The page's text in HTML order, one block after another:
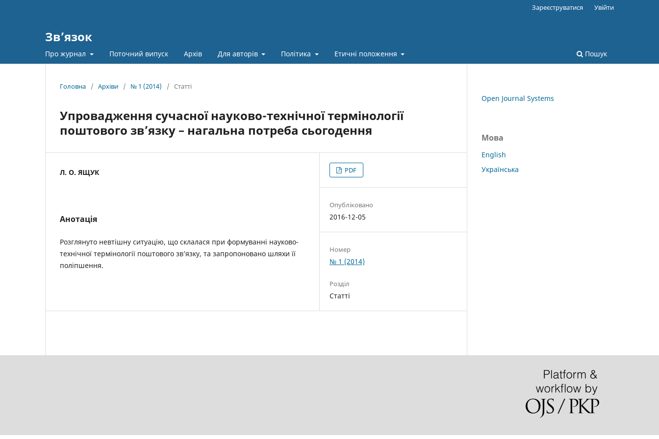
Зв’язок
Про журнал Поточний випуск Архів Для авторів Політика Етичні положення Пошук
Зареєструватися Увійти
Головна / Архіви / № 1 (2014) / Статті
Упровадження сучасної науково-технічної термінології
поштового зв’язку – нагальна потреба сьогодення
Л. О. ЯЩУК
Анотація
Розглянуто невтішну ситуацію, що склалася при формуванні науково-
технічної термінології поштового зв’язку, та запропоновано шляхи її
поліпшення.
PDF
Опубліковано
2016-12-05
Номер
№ 1 (2014)
Розділ
Статті
Open Journal Systems
Мова
English
Українська